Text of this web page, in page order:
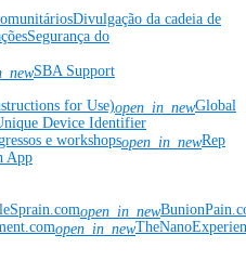
Divulgação da cadeia de
Segurança do
SBA Support
for Use)open_in_newGlobal
Device Identifier
e workshopsopen_in_newRep
App
open_in_new
open_in_new